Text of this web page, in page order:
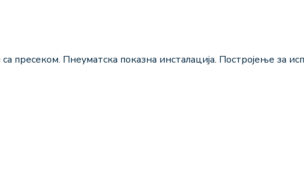
пресеком. Пнеуматска показна инсталација. Постројење за